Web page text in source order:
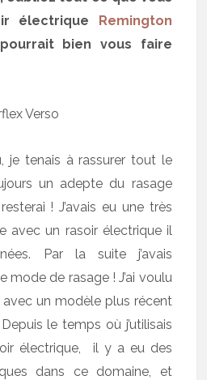
électrique Remington
bien vous faire
je tenais à rassurer tout le
un adepte du rasage
! J’avais eu une très
avec un rasoir électrique il
Par la suite j’avais
mode de rasage ! J’ai voulu
avec un modèle plus récent
le temps où j’utilisais
électrique, il y a eu des
dans ce domaine, et